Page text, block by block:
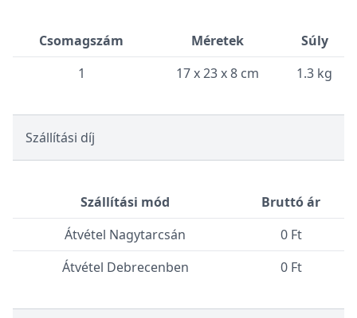
Csomagszám Méretek
Súly
1
17 x 23 x 8 cm 1.3 kg
Szállítási díj
Szállítási mód
Bruttó ár
Átvétel Nagytarcsán
0 Ft
Átvétel Debrecenben
0 Ft